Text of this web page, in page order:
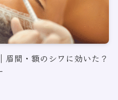
間・額のシワに効いた？